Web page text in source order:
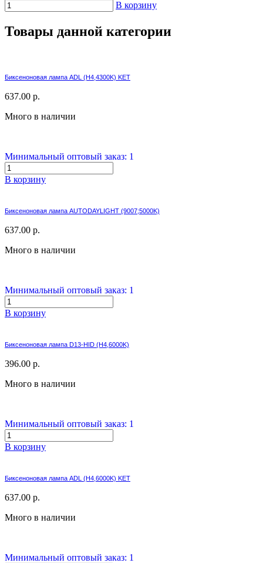
В корзину
Товары данной категории
Биксеноновая лампа ADL (H4,4300K) KET
637.00 р.
Много в наличии
Минимальный оптовый заказ: 1
В корзину
Биксеноновая лампа AUTODAYLIGHT (9007;5000K)
637.00 р.
Много в наличии
Минимальный оптовый заказ: 1
В корзину
Биксеноновая лампа D13-HID (H4,6000K)
396.00 р.
Много в наличии
Минимальный оптовый заказ: 1
В корзину
Биксеноновая лампа ADL (H4,6000K) KET
637.00 р.
Много в наличии
Минимальный оптовый заказ: 1